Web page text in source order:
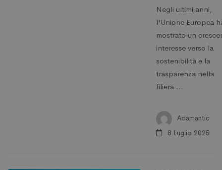
Negli ultimi anni,
l'Unione Europea
mostrato un
interesse verso la
sostenibilità e la
trasparenza nella
filiera …
Adamantic
8 Luglio 2025